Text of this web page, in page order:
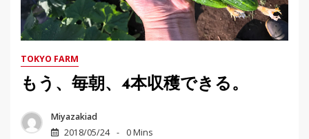
TOKYO FARM
もう、毎朝、4本収穫できる。
Miyazakiad
2018/05/24
0 Mins